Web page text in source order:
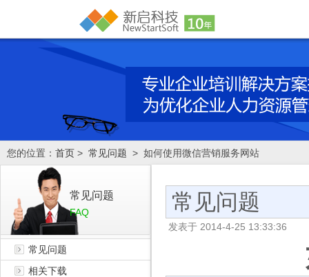
您的位置： 首页 > 常见问题 > 如何使用微信营销服务网站
常见问题
FAQ
常见问题
相关下载
常见问题
发表于 2014-4-25 13:33:36